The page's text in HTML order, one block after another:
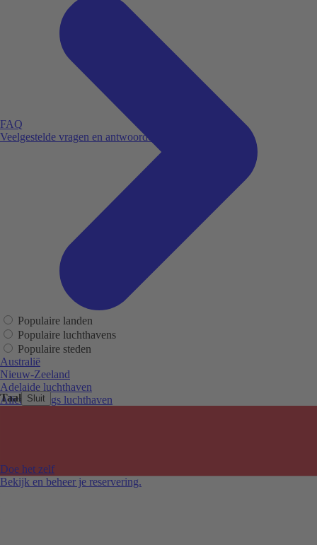
Taal Sluit
FAQ
Veelgestelde vragen en antwoorden.
Doe het zelf
Bekijk en beheer je reservering.
Populaire landen
Populaire luchthavens
Populaire steden
Australië
Nieuw-Zeeland
Adelaide luchthaven
Alice Springs luchthaven
Melbourne Tullamarine luchthaven
Perth luchthaven
Sydney luchthaven